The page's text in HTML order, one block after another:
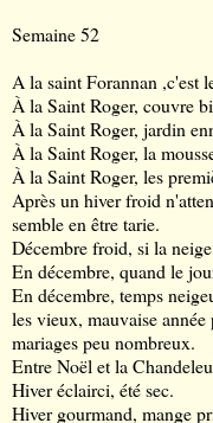
Semaine 52
A la saint Forannan ,c'est
À la Saint Roger, couvre
À la Saint Roger, jardin
À la Saint Roger, la
À la Saint Roger, les
Après un hiver froid
semble en être tarie.
Décembre froid, si la
En décembre, quand le
En décembre, temps
les vieux, mauvaise
mariages peu nombreux.
Entre Noël et la
Hiver éclairci, été sec.
Hiver gourmand, mange